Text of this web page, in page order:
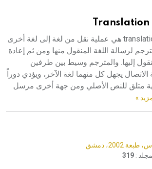
الترجمة الترجمة translation هي عملية نقل من لغة إلى لغة أخرى
لرسالة اللغة المنقول منها ومن ثم إعادة
إليها. والمترجم وسيط بين طرفين
يجهل كل منهما لغة الآخر، ويؤدي دوراً
متلق للنص الأصلي ومن جهة أخرى مرسل
»
2002، دمشق
:
319